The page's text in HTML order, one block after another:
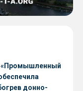
«Промышленный
донно-